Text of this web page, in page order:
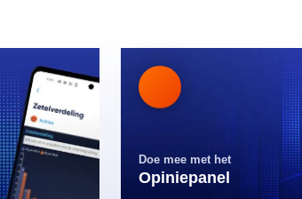
Doe mee met het
Opiniepanel